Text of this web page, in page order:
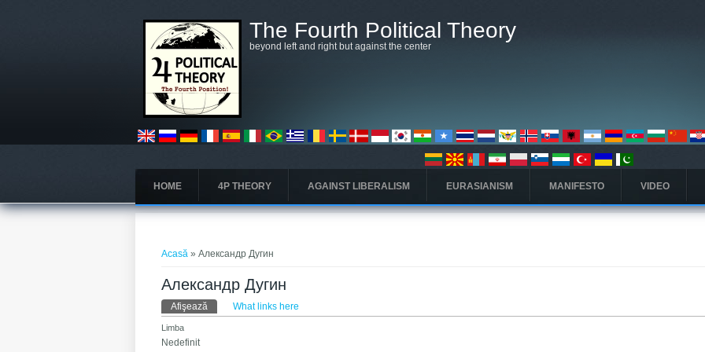
The Fourth Political Theory
beyond left and right but against the center
HOME 4P THEORY AGAINST LIBERALISM EURASIANISM MANIFESTO VIDEO
Acasă » Александр Дугин
Александр Дугин
Taburi primare
Afişează (tab activ)What links here
Limba
Nedefinit